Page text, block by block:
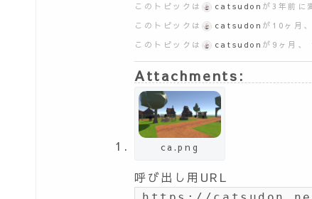
このトピックは
catsudon が3年前に
このトピックは
catsudon が10ヶ月
このトピックは
catsudon が9ヶ月、
Attachments:
ca.png
呼び出し用URL